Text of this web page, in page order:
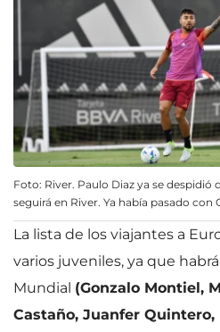
Foto: River. Paulo Diaz ya se despidió
seguirá en River. Ya había pasado con
La lista de los viajantes a
varios juveniles, ya que
Mundial (Gonzalo Montiel,
Castaño, Juanfer